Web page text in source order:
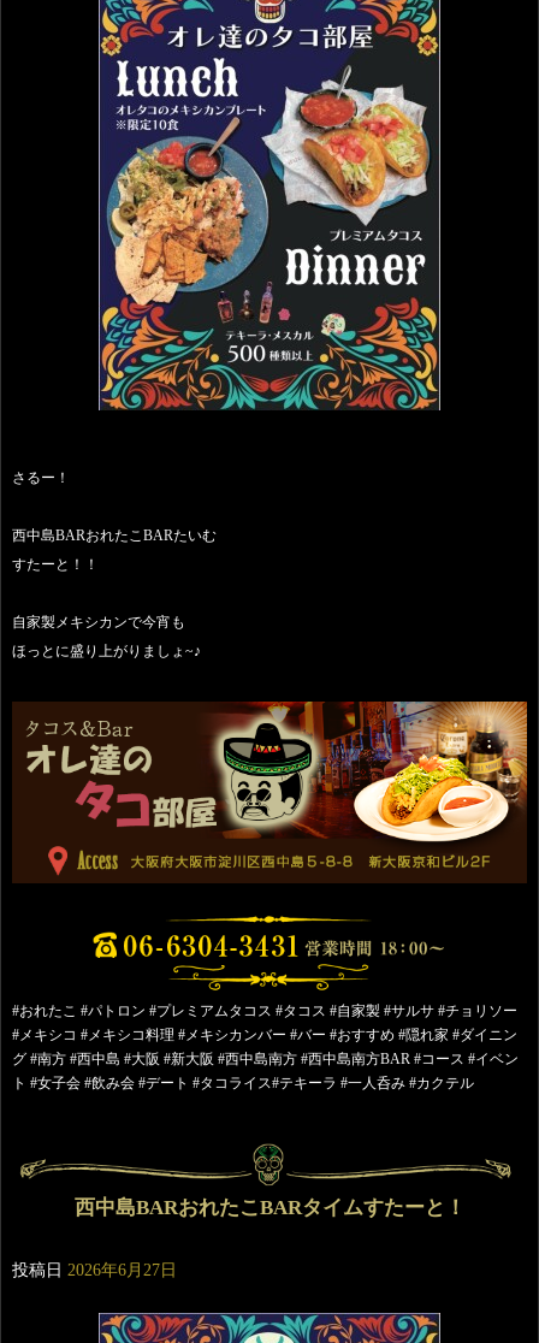
さるー！
西中島BARおれたこBARたいむ
すたーと！！
自家製メキシカンで今宵も
ほっとに盛り上がりましょ~♪
#おれたこ #パトロン #プレミアムタコス #タコス #自家製 #サルサ #チョリソー
#メキシコ #メキシコ料理 #メキシカンバー #バー #おすすめ #隠れ家 #ダイニン
グ #南方 #西中島 #大阪 #新大阪 #西中島南方 #西中島南方BAR #コース #イベン
ト #女子会 #飲み会 #デート #タコライス#テキーラ #一人呑み #カクテル
西中島BARおれたこBARタイムすたーと！
投稿日 2026年6月27日